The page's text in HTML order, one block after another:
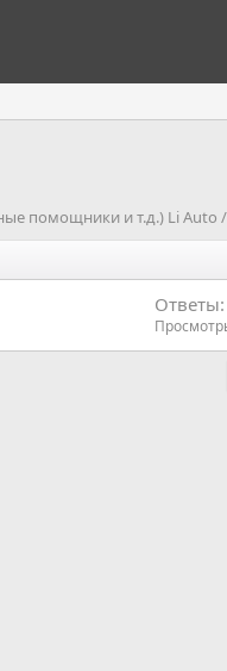
помощники и т.д.) Li Auto
Ответы